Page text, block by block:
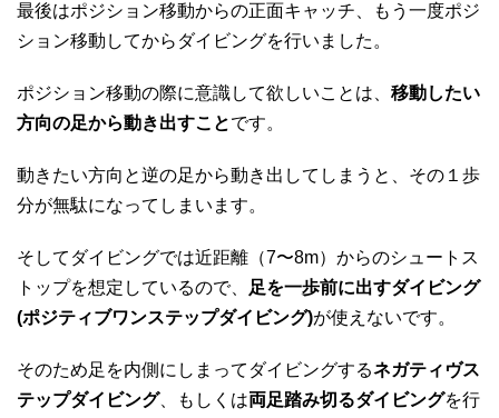
最後はポジション移動からの正面キャッチ、もう一度ポジ
ション移動してからダイビングを行いました。
ポジション移動の際に意識して欲しいことは、 移動したい
方向の足から動き出すことです。
動きたい方向と逆の足から動き出してしまうと、その１歩
分が無駄になってしまいます。
そしてダイビングでは近距離（7〜8m）からのシュートス
トップを想定しているので、
足を一歩前に出すダイビング
(ポジティブワンステップダイビング)が使えないです。
そのため足を内側にしまってダイビングするネガティヴス
テップダイビング、もしくは両足踏み切るダイビングを行